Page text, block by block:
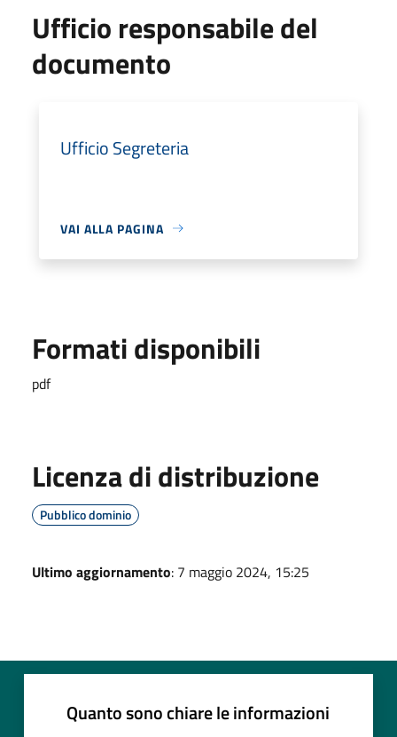
Ufficio responsabile del
documento
Ufficio Segreteria
VAI ALLA PAGINA
Formati disponibili
pdf
Licenza di distribuzione
Pubblico dominio
Ultimo aggiornamento: 7 maggio 2024, 15:25
Quanto sono chiare le informazioni